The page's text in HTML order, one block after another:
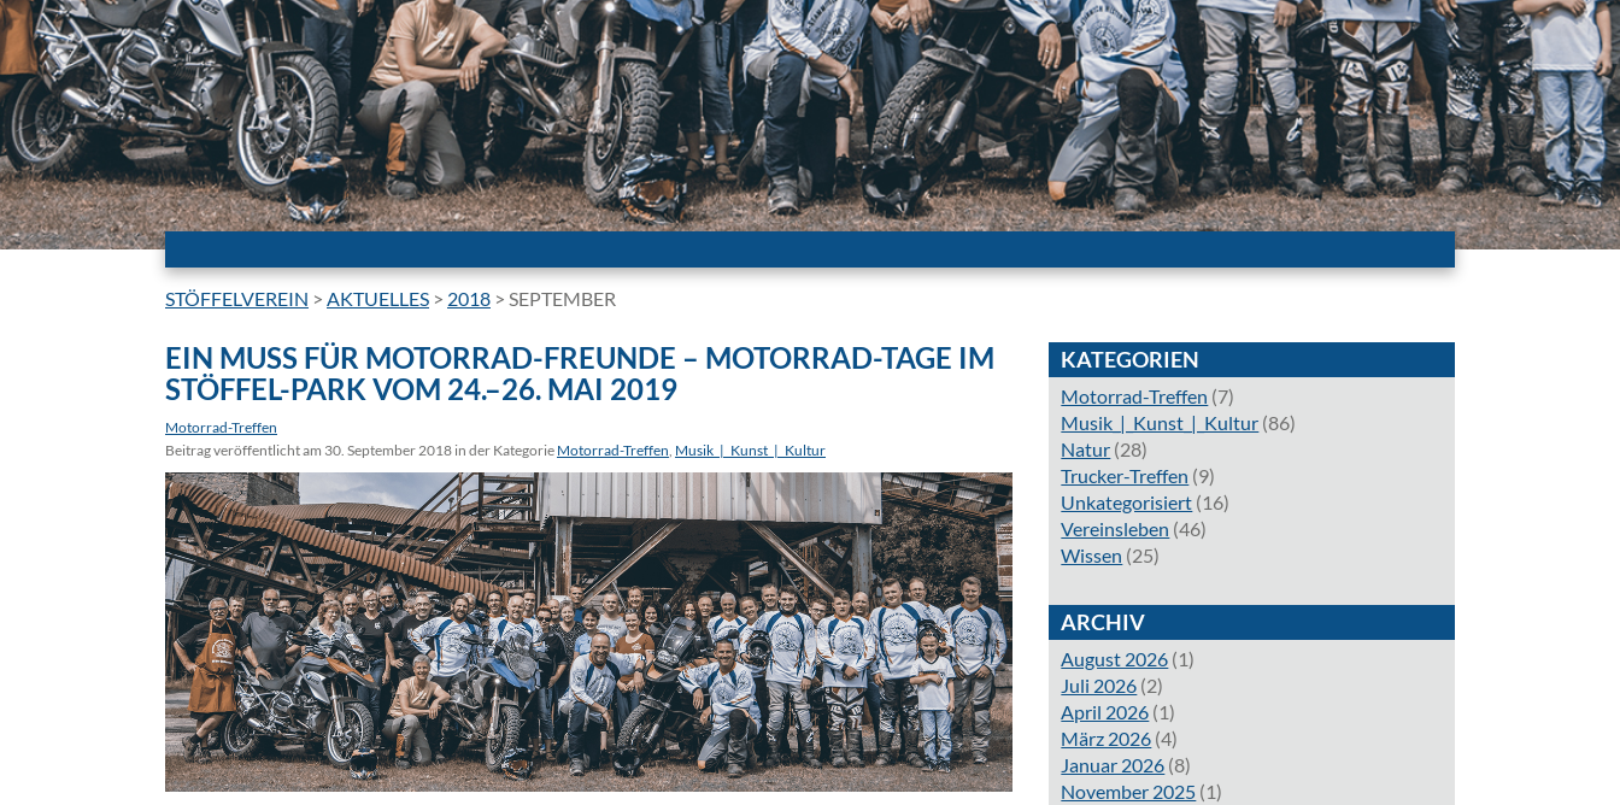
STÖFFELVEREIN > AKTUELLES > 2018 > SEPTEMBER
EIN MUSS FÜR MOTORRAD-FREUNDE – MOTORRAD-TAGE IM
STÖFFEL-PARK VOM 24.–26. MAI 2019
Motorrad-Treffen
Beitrag veröffentlicht am 30. September 2018 in der Kategorie Motorrad-Treffen, Musik_|_Kunst_|_Kultur
KATEGORIEN
Motorrad-Treffen (7)
Musik_|_Kunst_|_Kultur (86)
Natur (28)
Trucker-Treffen (9)
Unkategorisiert (16)
Vereinsleben (46)
Wissen (25)
ARCHIV
August 2026 (1)
Juli 2026 (2)
April 2026 (1)
März 2026 (4)
Januar 2026 (8)
November 2025 (1)